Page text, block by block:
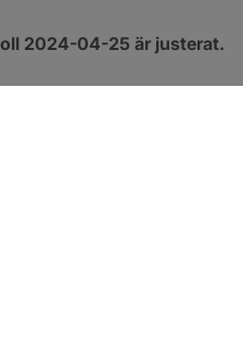
2024-04-25 är justerat.
kB, öppnas i nytt fönster.